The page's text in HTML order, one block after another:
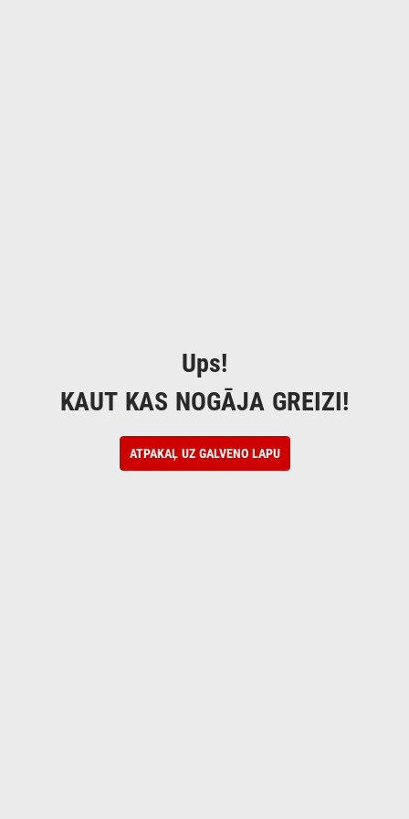
Ups!
KAUT KAS NOGĀJA GREIZI!
ATPAKAĻ UZ GALVENO LAPU